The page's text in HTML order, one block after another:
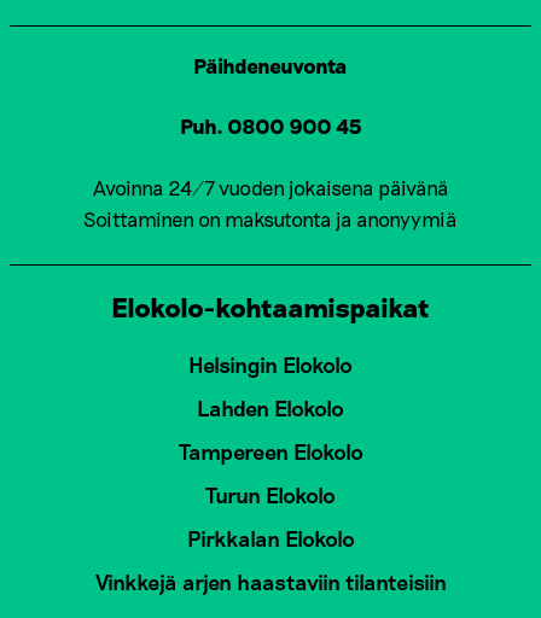
Päihdeneuvonta
Puh. 0800 900 45
Avoinna 24/7 vuoden jokaisena päivänä
Soittaminen on maksutonta ja anonyymiä
Elokolo-kohtaamispaikat
Helsingin Elokolo
Lahden Elokolo
Tampereen Elokolo
Turun Elokolo
Pirkkalan Elokolo
Vinkkejä arjen haastaviin tilanteisiin